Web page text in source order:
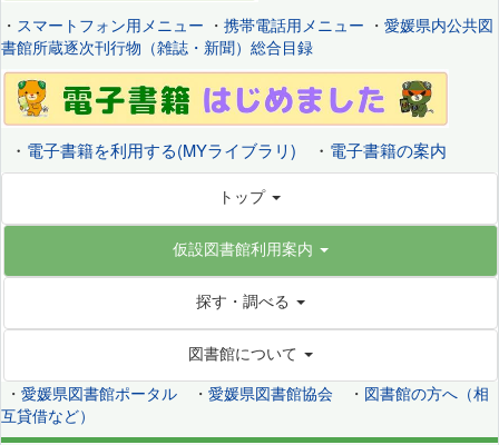
・ スマートフォン用メニュー ・ 携帯電話用メニュー ・ 愛媛県内公共図
書館所蔵逐次刊行物（雑誌・新聞）総合目録
・ 電子書籍を利用する(MYライブラリ) ・ 電子書籍の案内
トップ
仮設図書館利用案内
探す・調べる
図書館について
・ 愛媛県図書館ポータル ・ 愛媛県図書館協会 ・ 図書館の方へ（相
互貸借など）